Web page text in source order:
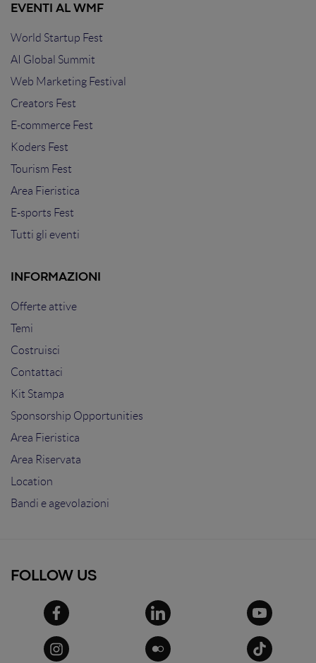
EVENTI AL WMF
World Startup Fest
AI Global Summit
Web Marketing Festival
Creators Fest
E-commerce Fest
Koders Fest
Tourism Fest
Area Fieristica
E-sports Fest
Tutti gli eventi
INFORMAZIONI
Offerte attive
Temi
Costruisci
Contattaci
Kit Stampa
Sponsorship Opportunities
Area Fieristica
Area Riservata
Location
Bandi e agevolazioni
FOLLOW US